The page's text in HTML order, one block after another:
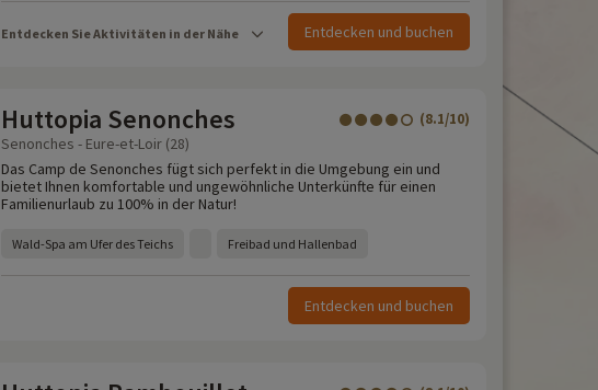
Entdecken Sie Aktivitäten in der Nähe Entdecken und buchen
Huttopia Senonches (8.1/10)
Senonches - Eure-et-Loir (28)
Das Camp de Senonches fügt sich perfekt in die Umgebung ein und
bietet Ihnen komfortable und ungewöhnliche Unterkünfte für einen
Familienurlaub zu 100% in der Natur!
Wald-Spa am Ufer des Teichs Freibad und Hallenbad
Entdecken und buchen